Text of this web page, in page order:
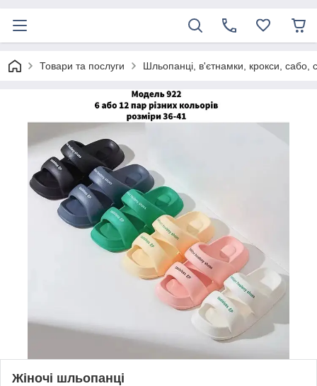
Товари та послуги Шльопанці, в'єтнамки, крокси, сабо,
Жіночі шльопанці